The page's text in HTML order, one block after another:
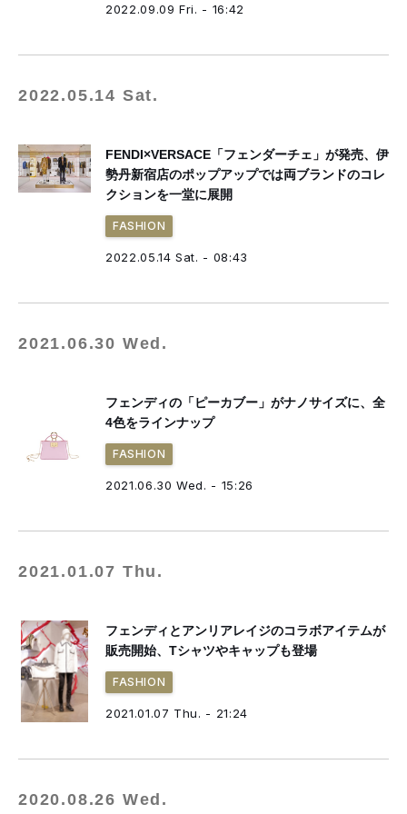
2022.09.09 Fri. - 16:42
2022.05.14 Sat.
FENDI×VERSACE「フェンダーチェ」が発売、伊
勢丹新宿店のポップアップでは両ブランドのコレ
クションを一堂に展開
FASHION
2022.05.14 Sat. - 08:43
2021.06.30 Wed.
フェンディの「ピーカブー」がナノサイズに、全
4色をラインナップ
FASHION
2021.06.30 Wed. - 15:26
2021.01.07 Thu.
フェンディとアンリアレイジのコラボアイテムが
販売開始、Tシャツやキャップも登場
FASHION
2021.01.07 Thu. - 21:24
2020.08.26 Wed.